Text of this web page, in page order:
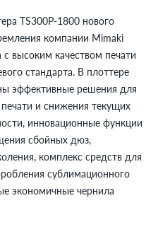
TS300P-1800 нового
компании Mimaki
с высоким качеством печати
стандарта. В плоттере
эффективные решения для
печати и снижения текущих
инновационные функции
сбойных дюз,
комплекс средств для
сублимационного
экономичные чернила